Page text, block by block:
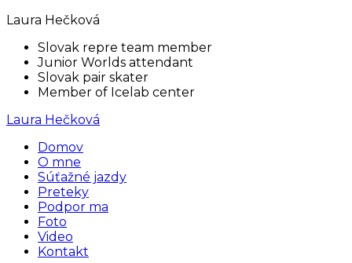
Laura Hečková
Slovak repre team member
Junior Worlds attendant
Slovak pair skater
Member of Icelab center
Laura Hečková
Domov
O mne
Súťažné jazdy
Preteky
Podpor ma
Foto
Video
Kontakt